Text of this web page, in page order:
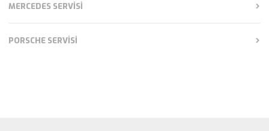
MERCEDES SERVISI
PORSCHE SERVISI